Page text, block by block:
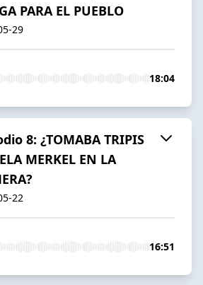
PARA EL PUEBLO
29
18:04
8: ¿TOMABA TRIPIS
MERKEL EN LA
22
16:51